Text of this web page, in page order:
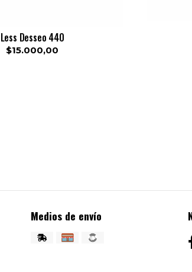
Less Desseo 440
$15.000,00
Medios de envío